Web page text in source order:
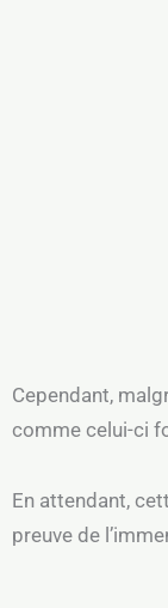
Cependant,
comme celui-ci
En attendant,
preuve de